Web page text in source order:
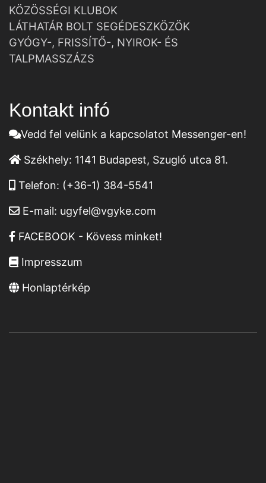
KÖZÖSSÉGI KLUBOK
LÁTHATÁR BOLT SEGÉDESZKÖZÖK
GYÓGY-, FRISSÍTŐ-, NYIROK- ÉS
TALPMASSZÁZS
Kontakt infó
Vedd fel velünk a kapcsolatot Messenger-en!
Székhely: 1141 Budapest, Szugló utca 81.
Telefon: (+36-1) 384-5541
E-mail: ugyfel@vgyke.com
FACEBOOK - Kövess minket!
Impresszum
Honlaptérkép